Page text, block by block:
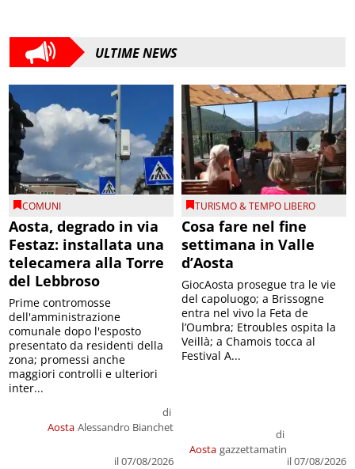
ULTIME NEWS
COMUNI
Aosta, degrado in via
Festaz: installata una
telecamera alla Torre
del Lebbroso
Aosta
di
Alessandro Bianchet
il 07/08/2026
Prime contromosse
dell'amministrazione
comunale dopo l'esposto
presentato da residenti della
zona; promessi anche
maggiori controlli e ulteriori
inter...
TURISMO & TEMPO LIBERO
Cosa fare nel fine
settimana in Valle
d’Aosta
Aosta
di
gazzettamatin
il 07/08/2026
GiocAosta prosegue tra le vie
del capoluogo; a Brissogne
entra nel vivo la Feta de
l’Oumbra; Etroubles ospita la
Veillà; a Chamois tocca al
Festival A...